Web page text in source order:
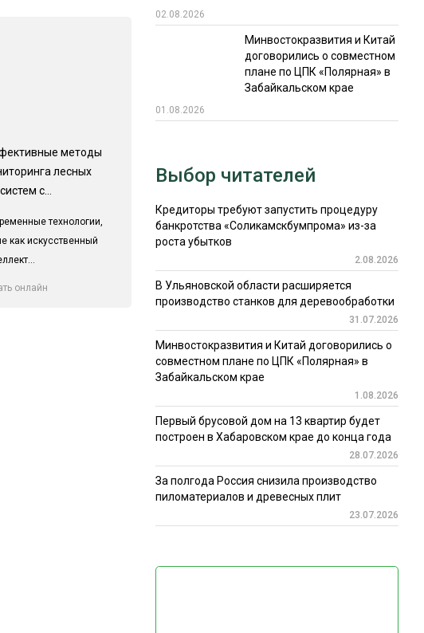
методы
лесных
с...
технологии,
как искусственный
онлайн
02.08.2026
Минвостокразвития и Китай
договорились о совместном
плане по ЦПК «Полярная» в
Забайкальском крае
01.08.2026
Выбор читателей
Кредиторы требуют запустить процедуру
банкротства «Соликамскбумпрома» из-за
роста убытков
2.08.2026
В Ульяновской области расширяется
производство станков для деревообработки
31.07.2026
Минвостокразвития и Китай договорились о
совместном плане по ЦПК «Полярная» в
Забайкальском крае
1.08.2026
Первый брусовой дом на 13 квартир будет
построен в Хабаровском крае до конца года
28.07.2026
За полгода Россия снизила производство
пиломатериалов и древесных плит
23.07.2026